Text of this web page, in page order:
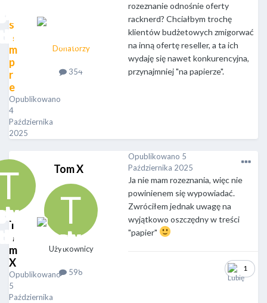
s
e
m
p
r
e
Opublikowano
4
Października
2025
Donatorzy
354
rozeznanie odnośnie oferty
racknerd? Chciałbym trochę
klientów budżetowych zmigorwać
na inną ofertę reseller, a ta ich
wydaję się nawet konkurencyjna,
przynajmniej "na papierze".
T
o
m
X
Opublikowano
5
Października
Tom X
Użytkownicy
598
Opublikowano 5
Października 2025
Ja nie mam rozeznania, więc nie
powinienem się wypowiadać.
Zwróciłem jednak uwagę na
wyjątkowo oszczędny w treści
"papier"
1